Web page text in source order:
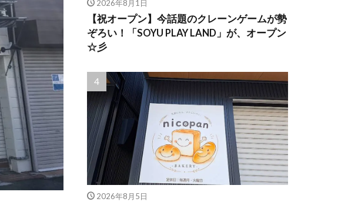
2026年8月1日
【祝オープン】今話題のクレーンゲームが勢
ぞろい！「SOYU PLAY LAND」が、オープン
☆彡
2026年8月5日